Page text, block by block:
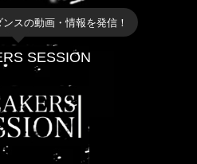
スの動画・情報を発信！
SESSION